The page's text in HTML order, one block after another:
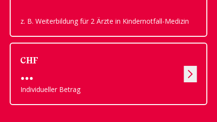
z. B. Weiterbildung für 2 Ärzte in Kindernotfall-Medizin
CHF
Individueller Betrag